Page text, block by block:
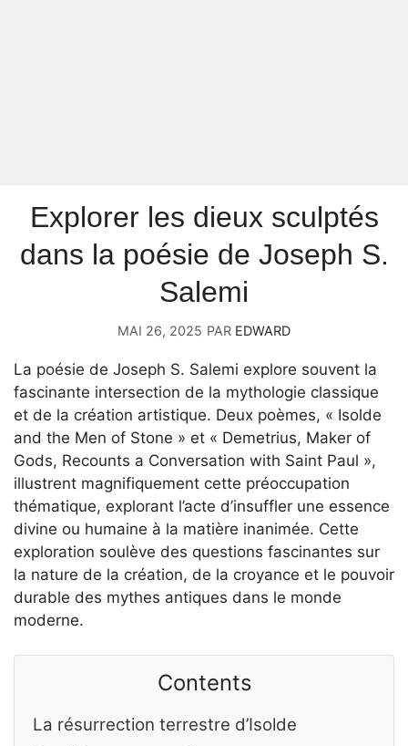
Explorer les dieux sculptés
dans la poésie de Joseph S.
Salemi
MAI 26, 2025 PAR EDWARD
La poésie de Joseph S. Salemi explore souvent la
fascinante intersection de la mythologie classique
et de la création artistique. Deux poèmes, « Isolde
and the Men of Stone » et « Demetrius, Maker of
Gods, Recounts a Conversation with Saint Paul »,
illustrent magnifiquement cette préoccupation
thématique, explorant l’acte d’insuffler une essence
divine ou humaine à la matière inanimée. Cette
exploration soulève des questions fascinantes sur
la nature de la création, de la croyance et le pouvoir
durable des mythes antiques dans le monde
moderne.
Contents
La résurrection terrestre d’Isolde